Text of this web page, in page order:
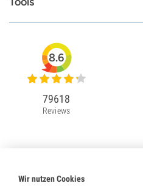
Wir nutzen Cookies
8.6
79618
Reviews